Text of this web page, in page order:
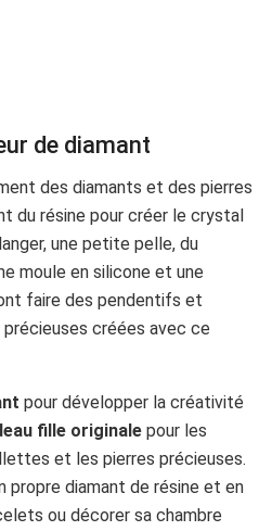
de diamant
des diamants et des pierres
du résine pour créer le crystal
une petite pelle, du
moule en silicone et une
faire des pendentifs et
créées avec ce
pour développer la créativité
fille originale pour les
et les pierres précieuses.
propre diamant de résine et en
ou décorer sa chambre